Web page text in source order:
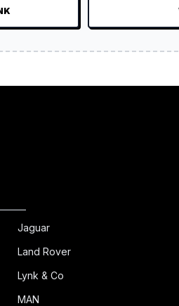
Jaguar
Land Rover
Lynk & Co
MAN